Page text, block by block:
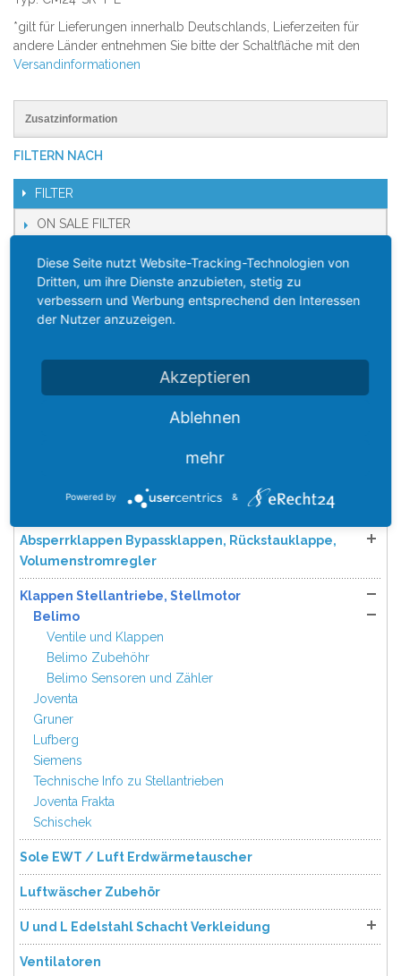
*gilt für Lieferungen innerhalb Deutschlands, Lieferzeiten für
andere Länder entnehmen Sie bitte der Schaltfläche mit den
Versandinformationen
Zusatzinformation
FILTERN NACH
FILTER
ON SALE FILTER
KATEGORIEN
Home
Mauerkasten Dunstabzug oder Klimaanlage
Flachkanal, Rohr Kunststoff, Wickelfalzrohr und
Blauberg / Vents Zentrale Wohnraumlüftung
Absperrklappen Bypassklappen, Rückstauklappe,
Volumenstromregler
Klappen Stellantriebe, Stellmotor
Belimo
Ventile und Klappen
Belimo Zubehöhr
Belimo Sensoren und Zähler
Joventa
Gruner
Lufberg
Siemens
Technische Info zu Stellantrieben
Joventa Frakta
Schischek
Sole EWT / Luft Erdwärmetauscher
Luftwäscher Zubehör
U und L Edelstahl Schacht Verkleidung
Ventilatoren
Diese Seite nutzt Website-Tracking-Technologien von
Dritten, um ihre Dienste anzubieten, stetig zu
verbessern und Werbung entsprechend den Interessen
der Nutzer anzuzeigen.
Akzeptieren
Ablehnen
mehr
Powered by &